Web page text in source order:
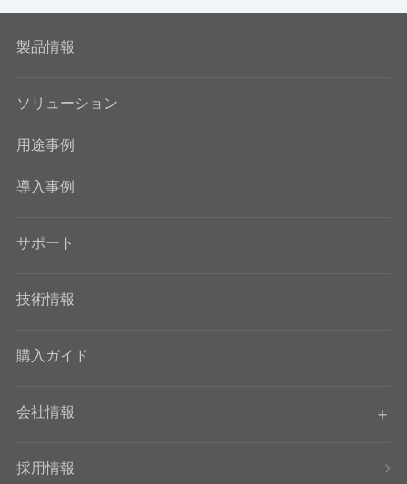
製品情報
ソリューション
用途事例
導入事例
サポート
技術情報
購入ガイド
会社情報
採用情報